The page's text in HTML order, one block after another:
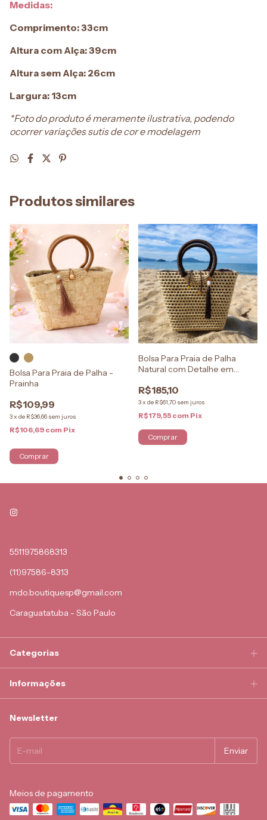
Medidas:
Comprimento: 33cm
Altura com Alça: 39cm
Altura sem Alça: 26cm
Largura: 13cm
*Foto do produto é meramente ilustrativa, podendo
ocorrer variações sutis de cor e modelagem
Produtos similares
Bolsa Para Praia de Palha -
Prainha
R$109,99
3x de R$36,66 sem juros
R$106,69 com Pix
Comprar
Bolsa Para Praia de Palha
Natural com Detalhe em
R$185,10
3x de R$61,70 sem juros
R$179,55 com Pix
5511975868313
(11)97586-8313
mdo.boutiquesp@gmail.com
Caraguatatuba - São Paulo
Categorias
Informações
Newsletter
Meios de pagamento